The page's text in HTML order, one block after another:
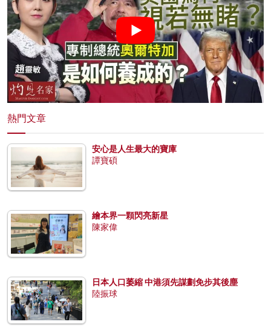
熱門文章
安心是人生最大的寶庫
譚寶碩
繪本界一顆閃亮新星
陳家偉
日本人口萎縮 中港須先謀劃免步其後塵
陸振球